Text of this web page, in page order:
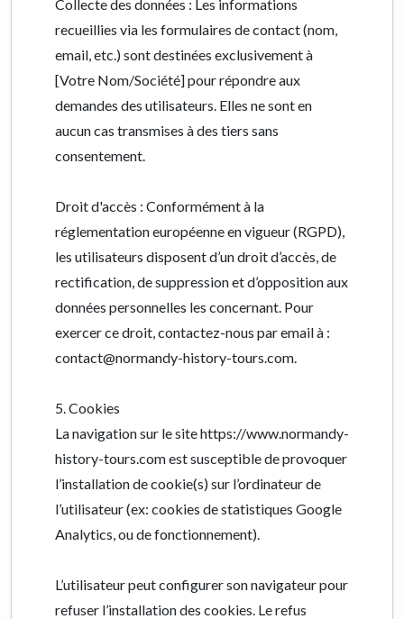
Collecte des données : Les informations
recueillies via les formulaires de contact (nom,
email, etc.) sont destinées exclusivement à
[Votre Nom/Société] pour répondre aux
demandes des utilisateurs. Elles ne sont en
aucun cas transmises à des tiers sans
consentement.
Droit d'accès : Conformément à la
réglementation européenne en vigueur (RGPD),
les utilisateurs disposent d’un droit d’accès, de
rectification, de suppression et d’opposition aux
données personnelles les concernant. Pour
exercer ce droit, contactez-nous par email à :
contact@normandy-history-tours.com.
5. Cookies
La navigation sur le site https://www.normandy-
history-tours.com est susceptible de provoquer
l’installation de cookie(s) sur l’ordinateur de
l’utilisateur (ex: cookies de statistiques Google
Analytics, ou de fonctionnement).
L’utilisateur peut configurer son navigateur pour
refuser l’installation des cookies. Le refus